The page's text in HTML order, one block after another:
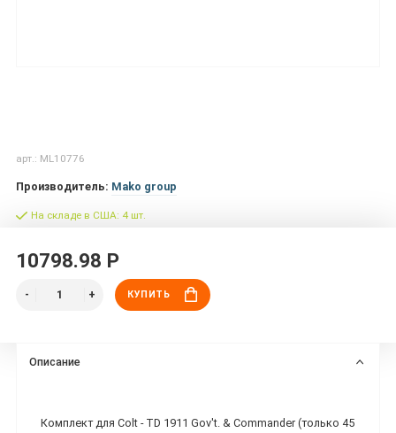
арт.: ML10776
Производитель: Mako group
На складе в США: 4 шт.
10798.98 Р
КУПИТЬ
Описание
Комплект для Colt - TD 1911 Gov't. & Commander (только 45